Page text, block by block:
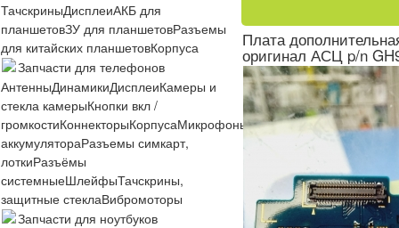
ТачскриныДисплеиАКБ для
планшетовЗУ для планшетовРазъемы
для китайских планшетовКорпуса
Запчасти для телефонов
АнтенныДинамикиДисплеиКамеры и
стекла камерыКнопки вкл /
громкостиКоннекторыКорпусаМикрофоныМикросхемы Платы
аккумулятораРазъемы симкарт,
лоткиРазъёмы
системныеШлейфыТачскрины,
защитные стеклаВибромоторы
Запчасти для ноутбуков
Плата
оригинал АСЦ p/n